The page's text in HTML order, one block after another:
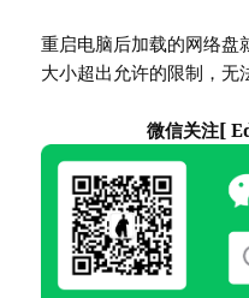
重启电脑后加载的网络盘
大小超出允许的限制，无
微信关注[